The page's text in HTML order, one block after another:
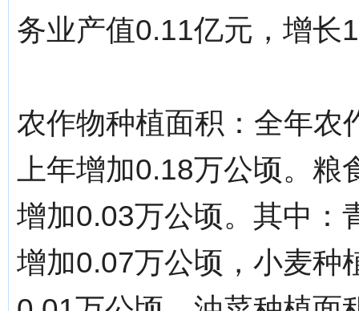
务业产值0.11亿元，增长
农作物种植面积：全年农
上年增加0.18万公顷。
增加0.03万公顷。其中：
增加0.07万公顷，小麦种